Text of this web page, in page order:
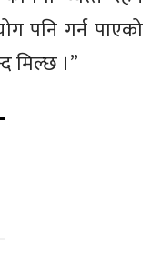
पनि गर्न पाएको
मिल्छ ।”